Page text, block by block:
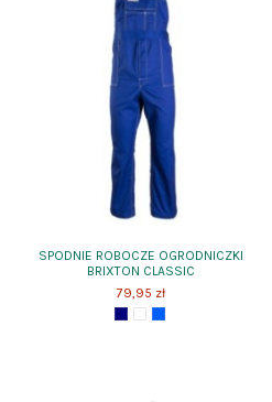
SPODNIE ROBOCZE OGRODNICZKI
BRIXTON CLASSIC
79,95 zł